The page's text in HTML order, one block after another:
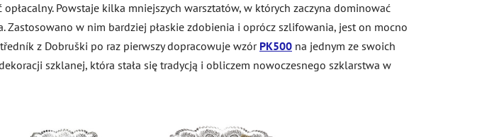
Powstaje kilka mniejszych warsztatów, w których zaczyna dominować
Zastosowano w nim bardziej płaskie zdobienia i oprócz szlifowania, jest on mocno
z Dobruški po raz pierwszy dopracowuje wzór PK500 na jednym ze swoich
szklanej, która stała się tradycją i obliczem nowoczesnego szklarstwa w